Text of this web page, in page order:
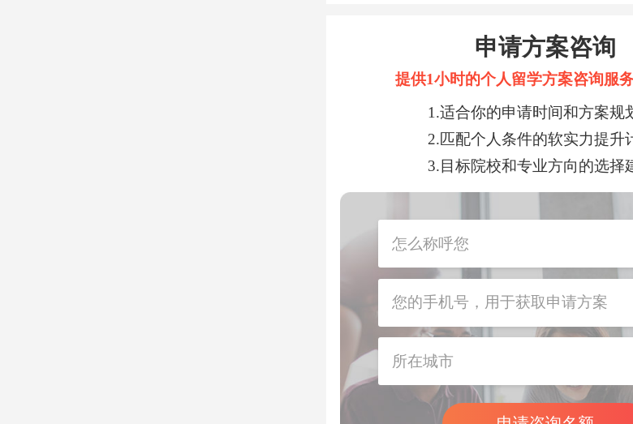
申请方案咨询
提供1小时的个人留学方案咨询服
1.适合你的申请时间和方案规
2.匹配个人条件的软实力提升
3.目标院校和专业方向的选择